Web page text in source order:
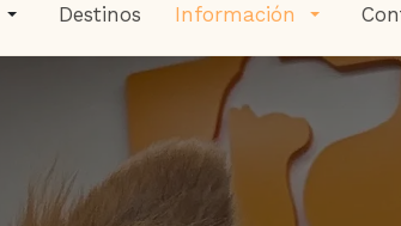
Destinos Información